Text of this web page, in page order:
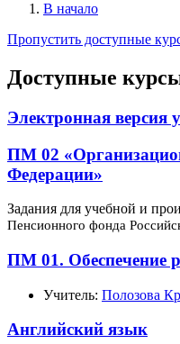
В начало
Пропустить доступные
Доступные
Электронная версия
ПМ 02
Федерации»
Задания для учебной и
Пенсионного фонда
ПМ 01. Обеспечение
Учитель: Полозова
Английский язык